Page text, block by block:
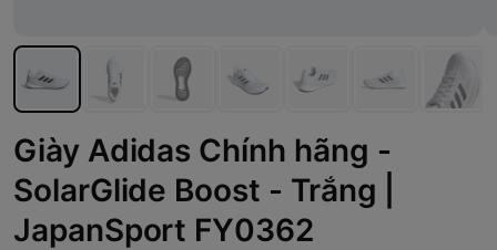
Giày Adidas Chính hãng -
SolarGlide Boost - Trắng |
JapanSport FY0362